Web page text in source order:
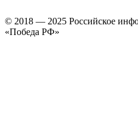
© 2018 — 2025 Российское
«Победа РФ»